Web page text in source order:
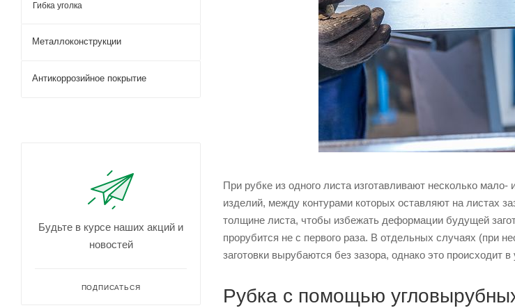
При рубке из одного листа изготавливают несколько мало-
изделий, между контурами которых оставляют на листах
толщине листа, чтобы избежать деформации будущей
прорубится не с первого раза. В отдельных случаях (при
заготовки вырубаются без зазора, однако это происходит в
Рубка с помощью
Гибка уголка
Металлоконструкции
Антикоррозийное покрытие
Будьте в курсе наших акций и
новостей
ПОДПИСАТЬСЯ